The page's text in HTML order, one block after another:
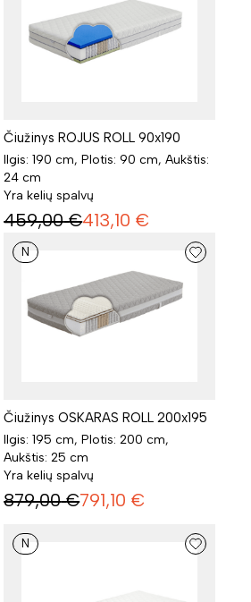
Čiužinys ROJUS ROLL 90x190
Ilgis: 190 cm, Plotis: 90 cm, Aukštis:
24 cm
Yra kelių spalvų
459,00 €413,10 €
N
Čiužinys OSKARAS ROLL 200x195
Ilgis: 195 cm, Plotis: 200 cm,
Aukštis: 25 cm
Yra kelių spalvų
879,00 €791,10 €
N